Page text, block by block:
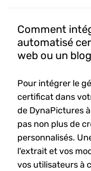
Comment
automatisé
web ou un
Pour intégrer le
certificat dans
de DynaPictures
pas non plus de
personnalisés.
l'extrait et vos
vos utilisateurs à